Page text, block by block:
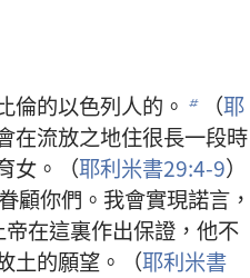
倫的以色列人的。 b （耶
在流放之地住很長一段時
女。（耶利米書29:4-9）
顧你們。我會實現諾言，
帝在這裏作出保證，他不
土的願望。（耶利米書